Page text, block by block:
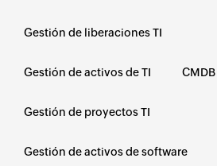
Gestión de liberaciones TI
Gestión de activos de TI CMDB
Gestión de proyectos TI
Gestión de activos de software